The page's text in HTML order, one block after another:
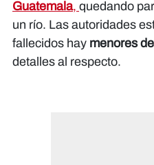
Guatemala, quedando
un río. Las autoridades
fallecidos hay menores
detalles al respecto.